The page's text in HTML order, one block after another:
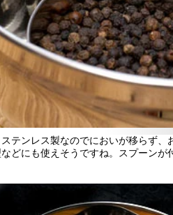
テンレス製なのでにおいが移らず、
どにも使えそうですね。スプーンが